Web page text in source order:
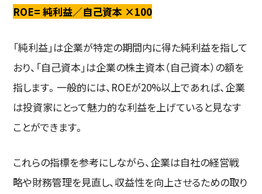
ROE= 純利益／自己資本 ×100
「純利益」は企業が特定の期間内に得た純利益を指して
おり、「自己資本」は企業の株主資本（自己資本）の額を
指します。一般的には、ROEが20%以上であれば、企業
は投資家にとって魅力的な利益を上げていると見なす
ことができます。
これらの指標を参考にしながら、企業は自社の経営戦
略や財務管理を見直し、収益性を向上させるための取り